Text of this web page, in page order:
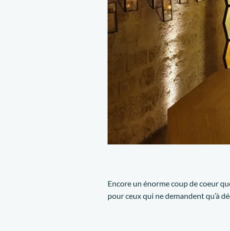
Encore un énorme coup de coeur
pour ceux qui ne demandent qu’à